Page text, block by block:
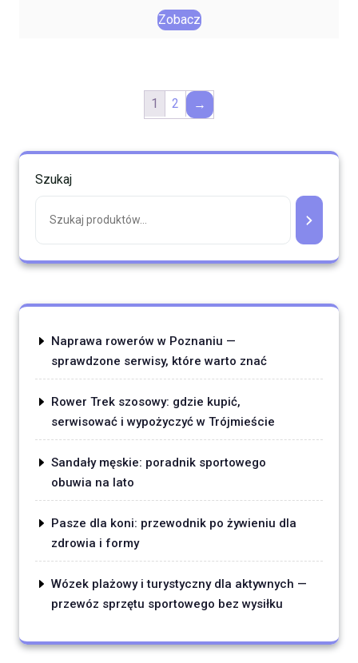
Zobacz
1 2 →
Szukaj
Naprawa rowerów w Poznaniu —
sprawdzone serwisy, które warto znać
Rower Trek szosowy: gdzie kupić,
serwisować i wypożyczyć w Trójmieście
Sandały męskie: poradnik sportowego
obuwia na lato
Pasze dla koni: przewodnik po żywieniu dla
zdrowia i formy
Wózek plażowy i turystyczny dla aktywnych —
przewóz sprzętu sportowego bez wysiłku